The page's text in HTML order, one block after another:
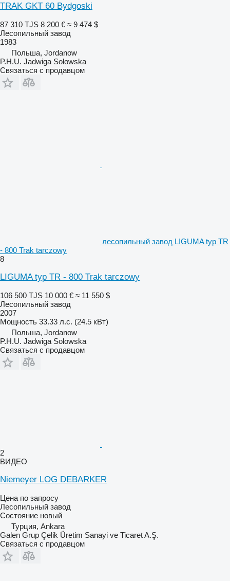
TRAK GKT 60 Bydgoski
87 310 TJS 8 200 € ≈ 9 474 $
Лесопильный завод
1983
Польша, Jordanow
P.H.U. Jadwiga Solowska
Связаться с продавцом
лесопильный завод LIGUMA typ TR
- 800 Trak tarczowy
8
LIGUMA typ TR - 800 Trak tarczowy
106 500 TJS 10 000 € ≈ 11 550 $
Лесопильный завод
2007
Мощность 33.33 л.с. (24.5 кВт)
Польша, Jordanow
P.H.U. Jadwiga Solowska
Связаться с продавцом
2
ВИДЕО
Niemeyer LOG DEBARKER
Цена по запросу
Лесопильный завод
Состояние новый
Турция, Ankara
Galen Grup Çelik Üretim Sanayi ve Ticaret A.Ş.
Связаться с продавцом